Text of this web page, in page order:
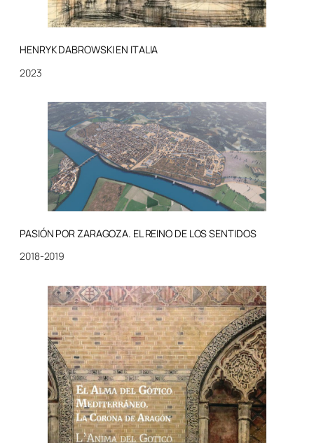
HENRYK DABROWSKI EN ITALIA
2023
PASIÓN POR ZARAGOZA. EL REINO DE LOS SENTIDOS
2018-2019